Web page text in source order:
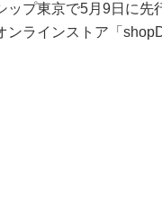
プ東京で5月9日に先
ンラインストア「